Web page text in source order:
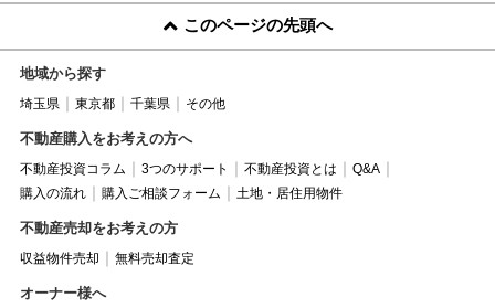
このページの先頭へ
地域から探す
埼玉県 東京都 千葉県 その他
不動産購入をお考えの方へ
不動産投資コラム 3つのサポート 不動産投資とは
Q&A
購入の流れ
購入ご相談フォーム 土地・居住用物件
不動産売却をお考えの方
収益物件売却 無料売却査定
オーナー様へ